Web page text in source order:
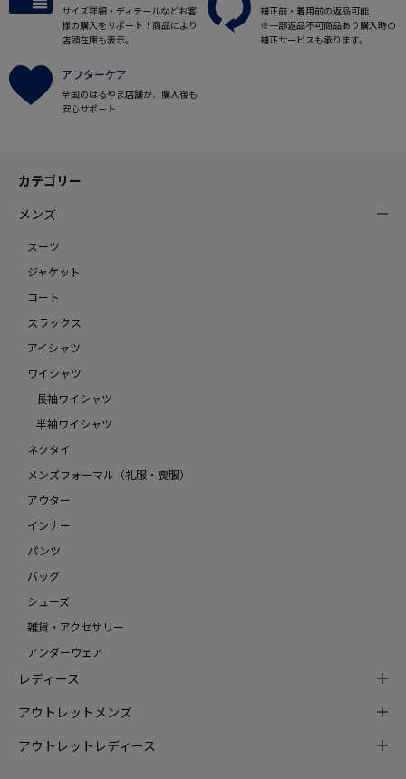
サイズ詳細・ディテールなどお客
様の購入をサポート！商品により
店頭在庫も表示。
補正前・着用前の返品可能
※一部返品不可商品あり購入時の
補正サービスも承ります。
アフターケア
全国のはるやま店舗が、購入後も
安心サポート
カテゴリー
メンズ
スーツ
ジャケット
コート
スラックス
アイシャツ
ワイシャツ
長袖ワイシャツ
半袖ワイシャツ
ネクタイ
メンズフォーマル（礼服・喪服）
アウター
インナー
パンツ
バッグ
シューズ
雑貨・アクセサリー
アンダーウェア
レディース
アウトレットメンズ
アウトレットレディース